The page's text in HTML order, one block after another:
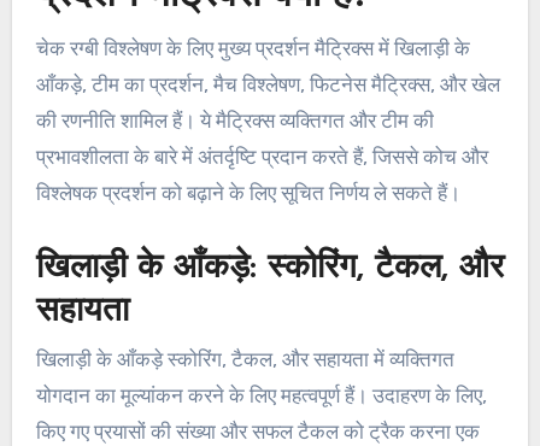
चेक रग्बी विश्लेषण के लिए मुख्य प्रदर्शन मैट्रिक्स में खिलाड़ी के
आँकड़े, टीम का प्रदर्शन, मैच विश्लेषण, फिटनेस मैट्रिक्स, और खेल
की रणनीति शामिल हैं। ये मैट्रिक्स व्यक्तिगत और टीम की
प्रभावशीलता के बारे में अंतर्दृष्टि प्रदान करते हैं, जिससे कोच और
विश्लेषक प्रदर्शन को बढ़ाने के लिए सूचित निर्णय ले सकते हैं।
खिलाड़ी के आँकड़े: स्कोरिंग, टैकल, और
सहायता
खिलाड़ी के आँकड़े स्कोरिंग, टैकल, और सहायता में व्यक्तिगत
योगदान का मूल्यांकन करने के लिए महत्वपूर्ण हैं। उदाहरण के लिए,
किए गए प्रयासों की संख्या और सफल टैकल को ट्रैक करना एक